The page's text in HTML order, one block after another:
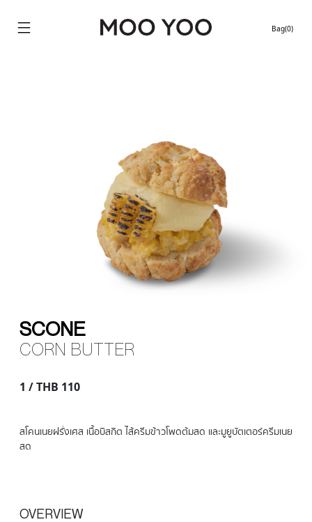
Bag(0)
SCONE
CORN BUTTER
1 / THB 110
สโคนเนยฝรั่งเศส เนื้อบิสกิต ไส้ครีมข้าวโพดต้มสด และมูยูบัตเตอร์ครีมเนย
สด
OVERVIEW